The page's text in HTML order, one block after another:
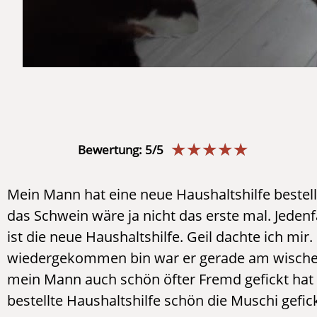
Bewertung: 5/5 ☆☆☆☆☆
Mein Mann hat eine neue Haushaltshilfe
das Schwein wäre ja nicht das erste mal.
ist die neue Haushaltshilfe. Geil dachte ich
wiedergekommen bin war er gerade am
mein Mann auch schön öfter Fremd gefickt
bestellte Haushaltshilfe schön die Muschi